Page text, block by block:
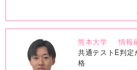
no
image
熊本大学
情報
共通テストE判定
格